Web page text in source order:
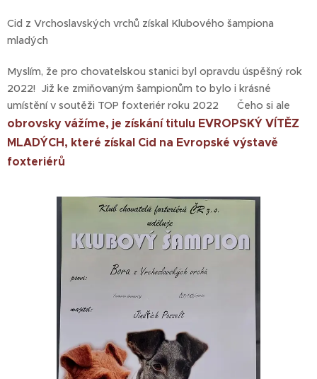
Cid z Vrchoslavských vrchů získal Klubového šampiona
mladých ❤️
Myslím, že pro chovatelskou stanici byl opravdu úspěšný rok
2022! Již ke zmiňovaným šampionům to bylo i krásné
umístění v soutěži TOP foxteriér roku 2022 👍 Čeho si ale
obrovsky vážíme, je získání titulu EVROPSKÝ VÍTĚZ
MLADÝCH, které získal Cid na Evropské výstavě
foxteriérů ❤️